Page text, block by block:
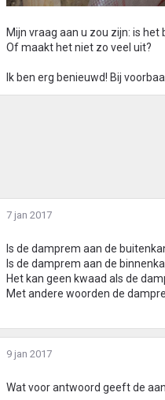
Mijn vraag aan u zou zijn: is
Of maakt het niet zo veel uit?
Ik ben erg benieuwd! Bij
7 jan 2017
Is de damprem aan de
Is de damprem aan de
Het kan geen kwaad als de
Met andere woorden de
9 jan 2017
Wat voor antwoord geeft de